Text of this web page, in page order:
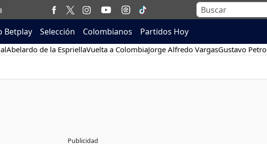
Betplay Selección Colombianos Partidos Hoy
Abelardo de la EspriellaVuelta a ColombiaJorge Alfredo VargasGustavo Petro